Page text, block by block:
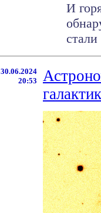
И
30.06.2024
20:53